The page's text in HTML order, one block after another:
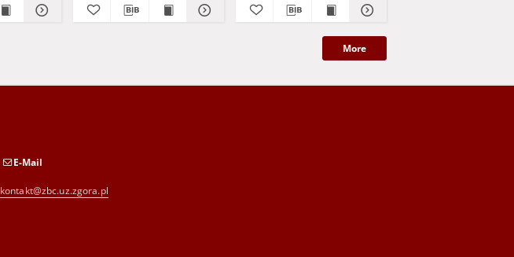
More
E-Mail
kontakt@zbc.uz.zgora.pl